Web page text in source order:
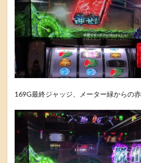
169G最終ジャッジ、メーター緑からの赤